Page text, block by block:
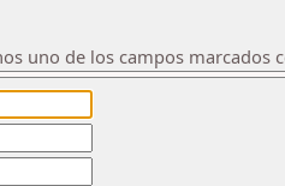
uno de los campos marcados